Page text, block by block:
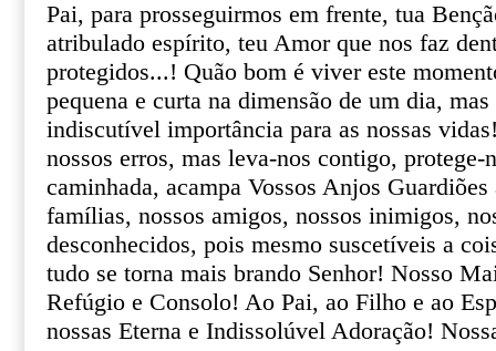
Pai, para prosseguirmos em frente, tua
atribulado espírito, teu Amor que nos faz
protegidos...! Quão bom é viver este
pequena e curta na dimensão de um dia,
indiscutível importância para as nossas
nossos erros, mas leva-nos contigo,
caminhada, acampa Vossos Anjos Guardiões
famílias, nossos amigos, nossos inimigos,
desconhecidos, pois mesmo suscetíveis a
tudo se torna mais brando Senhor! Nosso
Refúgio e Consolo! Ao Pai, ao Filho e ao
nossas Eterna e Indissolúvel Adoração!